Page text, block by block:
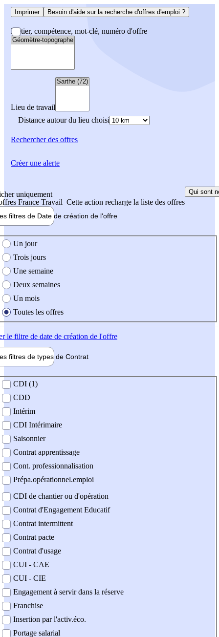
Imprimer Besoin d'aide sur la recherche d'offres d'emploi ?
Métier, compétence, mot-clé, numéro d'offre
Lieu de travail
Distance autour du lieu choisi
Rechercherdes offres
uniquement
France Travail Cette action recharge la liste des offres
Qui sont
filtres de Date de création de l'offre
création de l'offre
Un jour
Trois jours
Une semaine
Deux semaines
Un mois
Toutes les offres
le filtre de date de création de l'offre
filtres de types de Contrat
contrat
CDI (1)
CDD
Intérim
CDI Intérimaire
Saisonnier
Contrat apprentissage
Cont. professionnalisation
Prépa.opérationnel.emploi
CDI de chantier ou d'opération
Contrat d'Engagement Educatif
Contrat intermittent
Contrat pacte
Contrat d'usage
CUI - CAE
CUI - CIE
Engagement à servir dans la réserve
Franchise
Insertion par l'activ.éco.
Portage salarial
Créer une alerte